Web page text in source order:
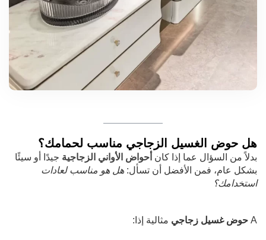
هل حوض الغسيل الزجاجي مناسب لحمامك؟
بدلاً من السؤال عما إذا كان أحواض الأواني الزجاجية جيدًا أو سيئًا
بشكل عام، فمن الأفضل أن تسأل: هل هو مناسب لعادات
استخدامك؟
A حوض غسيل زجاجي مثالية إذا: